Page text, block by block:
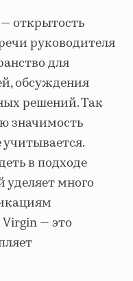
открытость
руководителя
для
обсуждения
решений. Так
значимость
в подходе
уделяет много
— это